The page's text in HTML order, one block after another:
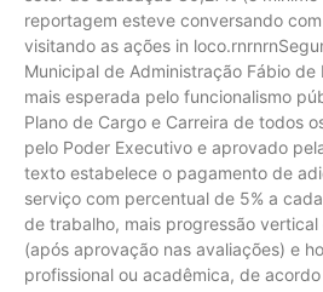
reportagem esteve conversando
visitando as ações in
Municipal de Administração Fábio
mais esperada pelo funcionalismo
Plano de Cargo e Carreira de todos
pelo Poder Executivo e aprovado
texto estabelece o pagamento de
serviço com percentual de 5% a
de trabalho, mais progressão
(após aprovação nas avaliações) e
profissional ou acadêmica, de